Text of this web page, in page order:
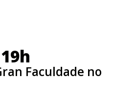
Faculdade no